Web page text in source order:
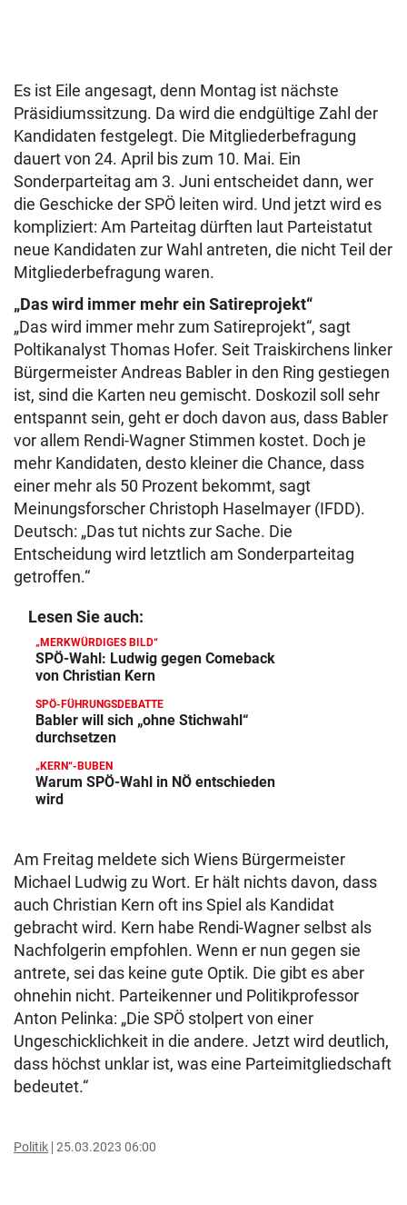
Es ist Eile angesagt, denn Montag ist nächste
Präsidiumssitzung. Da wird die endgültige Zahl der
Kandidaten festgelegt. Die Mitgliederbefragung
dauert von 24. April bis zum 10. Mai. Ein
Sonderparteitag am 3. Juni entscheidet dann, wer
die Geschicke der SPÖ leiten wird. Und jetzt wird es
kompliziert: Am Parteitag dürften laut Parteistatut
neue Kandidaten zur Wahl antreten, die nicht Teil der
Mitgliederbefragung waren.
„Das wird immer mehr ein Satireprojekt“
„Das wird immer mehr zum Satireprojekt“, sagt
Poltikanalyst Thomas Hofer. Seit Traiskirchens linker
Bürgermeister Andreas Babler in den Ring gestiegen
ist, sind die Karten neu gemischt. Doskozil soll sehr
entspannt sein, geht er doch davon aus, dass Babler
vor allem Rendi-Wagner Stimmen kostet. Doch je
mehr Kandidaten, desto kleiner die Chance, dass
einer mehr als 50 Prozent bekommt, sagt
Meinungsforscher Christoph Haselmayer (IFDD).
Deutsch: „Das tut nichts zur Sache. Die
Entscheidung wird letztlich am Sonderparteitag
getroffen.“
Lesen Sie auch:
„MERKWÜRDIGES BILD“
SPÖ-Wahl: Ludwig gegen Comeback
von Christian Kern
SPÖ-FÜHRUNGSDEBATTE
Babler will sich „ohne Stichwahl“
durchsetzen
„KERN“-BUBEN
Warum SPÖ-Wahl in NÖ entschieden
wird
Am Freitag meldete sich Wiens Bürgermeister
Michael Ludwig zu Wort. Er hält nichts davon, dass
auch Christian Kern oft ins Spiel als Kandidat
gebracht wird. Kern habe Rendi-Wagner selbst als
Nachfolgerin empfohlen. Wenn er nun gegen sie
antrete, sei das keine gute Optik. Die gibt es aber
ohnehin nicht. Parteikenner und Politikprofessor
Anton Pelinka: „Die SPÖ stolpert von einer
Ungeschicklichkeit in die andere. Jetzt wird deutlich,
dass höchst unklar ist, was eine Parteimitgliedschaft
bedeutet.“
Politik 25.03.2023 06:00